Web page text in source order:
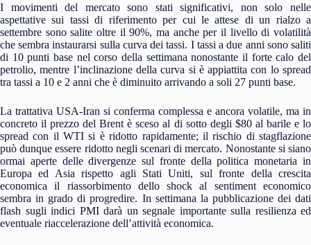
I movimenti del mercato sono stati significativi, non solo nelle
aspettative sui tassi di riferimento per cui le attese di un rialzo a
settembre sono salite oltre il 90%, ma anche per il livello di volatilità
che sembra instaurarsi sulla curva dei tassi. I tassi a due anni sono saliti
di 10 punti base nel corso della settimana nonostante il forte calo del
petrolio, mentre l’inclinazione della curva si è appiattita con lo spread
tra tassi a 10 e 2 anni che è diminuito arrivando a soli 27 punti base.
La trattativa USA-Iran si conferma complessa e ancora volatile, ma in
concreto il prezzo del Brent è sceso al di sotto degli $80 al barile e lo
spread con il WTI si è ridotto rapidamente; il rischio di stagflazione
può dunque essere ridotto negli scenari di mercato. Nonostante si siano
ormai aperte delle divergenze sul fronte della politica monetaria in
Europa ed Asia rispetto agli Stati Uniti, sul fronte della crescita
economica il riassorbimento dello shock al sentiment economico
sembra in grado di progredire. In settimana la pubblicazione dei dati
flash sugli indici PMI darà un segnale importante sulla resilienza ed
eventuale riaccelerazione dell’attività economica.